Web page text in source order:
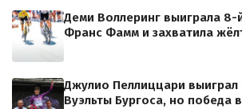
Деми Воллеринг выиграла 8-
Франс Фамм и захватила
Джулио Пеллиццари выиграл
Вуэльты Бургоса, но победа